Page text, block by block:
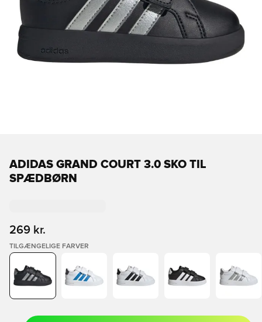
ADIDAS GRAND COURT 3.0 SKO TIL
SPÆDBØRN
269 kr.
TILGÆNGELIGE FARVER